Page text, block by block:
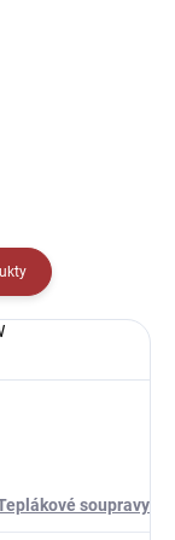
soupravy